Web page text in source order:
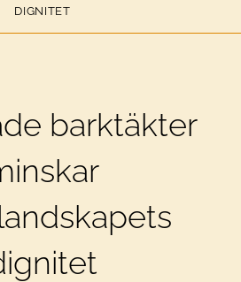
DIGNITET
barktäkter